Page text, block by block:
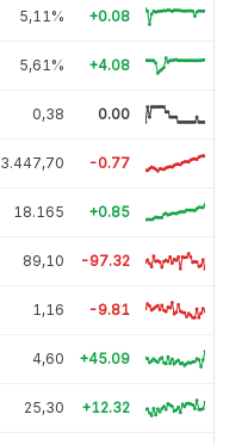
5,11% +0.08
5,61% +4.08
0,38 0.00
3.447,70 -0.77
18.165 +0.85
89,10 -97.32
1,16 -9.81
4,60 +45.09
25,30 +12.32